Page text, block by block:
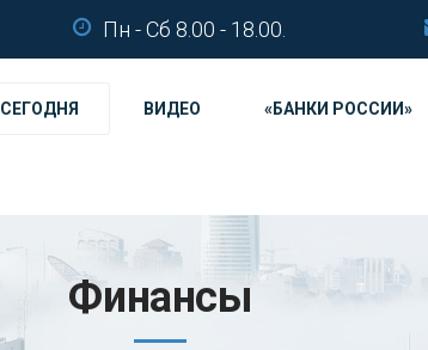
Пн - Сб 8.00 - 18.00.
СЕГОДНЯ ВИДЕО «БАНКИ РОССИИ»
Финансы